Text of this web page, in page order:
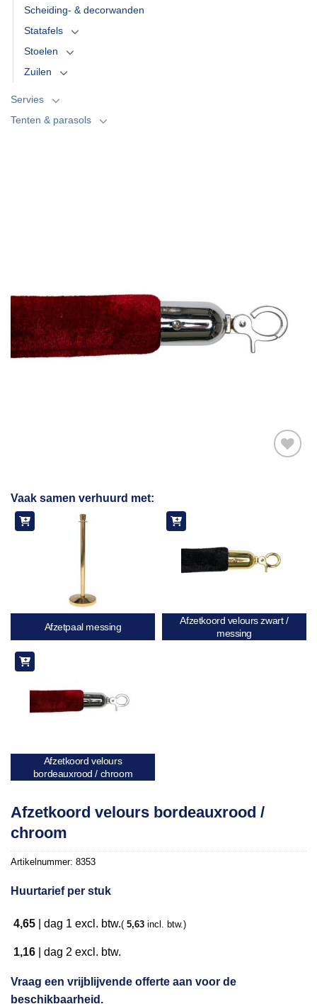
Scheiding- & decorwanden
Statafels
Stoelen
Zuilen
Servies
Tenten & parasols
Vaak samen verhuurd met:
Afzetpaal messing
Afzetkoord velours zwart /
messing
Afzetkoord velours
bordeauxrood / chroom
Afzetkoord velours bordeauxrood /
chroom
Artikelnummer: 8353
Huurtarief per stuk
4,65 dag 1 excl. btw.( 5,63 incl. btw.)
1,16 dag 2 excl. btw.
Vraag een vrijblijvende offerte aan voor de
beschikbaarheid.